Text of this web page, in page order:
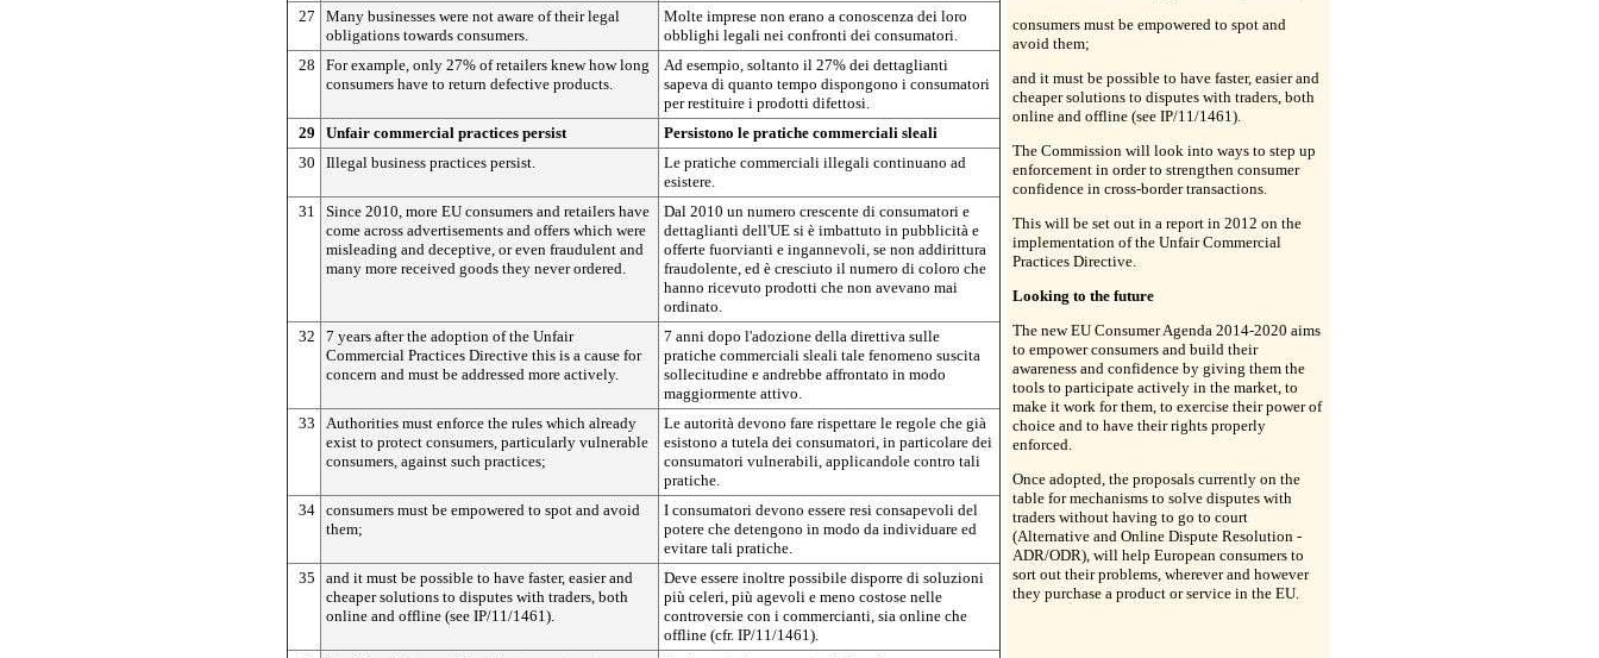
27
Many businesses were not aware of their legal
obligations towards consumers.
Molte imprese non erano a conoscenza dei loro
obblighi legali nei confronti dei consumatori.
28
For example, only 27% of retailers knew how long
consumers have to return defective products.
Ad esempio, soltanto il 27% dei dettaglianti
sapeva di quanto tempo dispongono i consumatori
per restituire i prodotti difettosi.
29
Unfair commercial practices persist
Persistono le pratiche commerciali sleali
30
Illegal business practices persist.
Le pratiche commerciali illegali continuano ad
esistere.
31
Since 2010, more EU consumers and retailers have
come across advertisements and offers which were
misleading and deceptive, or even fraudulent and
many more received goods they never ordered.
Dal 2010 un numero crescente di consumatori e
dettaglianti dell'UE si è imbattuto in pubblicità e
offerte fuorvianti e ingannevoli, se non addirittura
fraudolente, ed è cresciuto il numero di coloro che
hanno ricevuto prodotti che non avevano mai
ordinato.
32
7 years after the adoption of the Unfair
Commercial Practices Directive this is a cause for
concern and must be addressed more actively.
7 anni dopo l'adozione della direttiva sulle
pratiche commerciali sleali tale fenomeno suscita
sollecitudine e andrebbe affrontato in modo
maggiormente attivo.
33
Authorities must enforce the rules which already
exist to protect consumers, particularly vulnerable
consumers, against such practices;
Le autorità devono fare rispettare le regole che già
esistono a tutela dei consumatori, in particolare dei
consumatori vulnerabili, applicandole contro tali
pratiche.
34 consumers must be empowered to spot and avoid
them;
I consumatori devono essere resi consapevoli del
potere che detengono in modo da individuare ed
evitare tali pratiche.
35
and it must be possible to have faster, easier and
cheaper solutions to disputes with traders, both
online and offline (see IP/11/1461).
Deve essere inoltre possibile disporre di soluzioni
più celeri, più agevoli e meno costose nelle
controversie con i commercianti, sia online che
offline (cfr. IP/11/1461).
consumers must be empowered to spot and
avoid them;
and it must be possible to have faster, easier and
cheaper solutions to disputes with traders, both
online and offline (see IP/11/1461).
The Commission will look into ways to step up
enforcement in order to strengthen consumer
confidence in cross-border transactions.
This will be set out in a report in 2012 on the
implementation of the Unfair Commercial
Practices Directive.
Looking to the future
The new EU Consumer Agenda 2014-2020 aims
to empower consumers and build their
awareness and confidence by giving them the
tools to participate actively in the market, to
make it work for them, to exercise their power of
choice and to have their rights properly
enforced.
Once adopted, the proposals currently on the
table for mechanisms to solve disputes with
traders without having to go to court
(Alternative and Online Dispute Resolution -
ADR/ODR), will help European consumers to
sort out their problems, wherever and however
they purchase a product or service in the EU.